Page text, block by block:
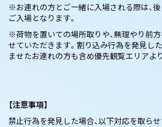
※お連れの方とご一緒に入場される際は、
ご入場となります。
※荷物を置いての場所取りや、無理やり前
せていただきます。割り込み行為を発見し
ませたお連れの方も含め優先観覧エリアよ
【注意事項】
禁止行為を発見した場合、以下対応を取らせ